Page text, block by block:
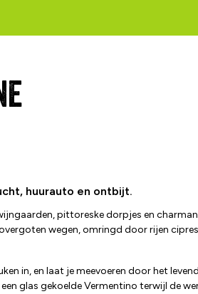
huurauto en ontbijt.
pittoreske dorpjes en
wegen, omringd door rijen
in, en laat je meevoeren door het
glas gekoelde Vermentino terwijl de